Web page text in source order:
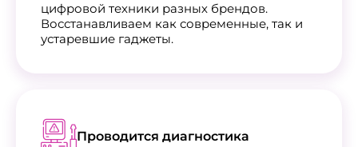
цифровой техники разных брендов.
Восстанавливаем как современные, так и
устаревшие гаджеты.
Проводится диагностика